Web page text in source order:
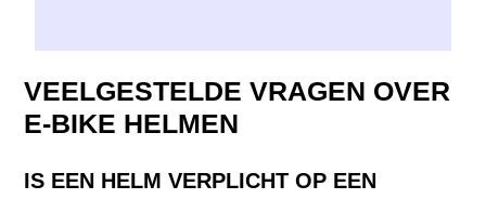
VEELGESTELDE VRAGEN OVER
E-BIKE HELMEN
IS EEN HELM VERPLICHT OP EEN